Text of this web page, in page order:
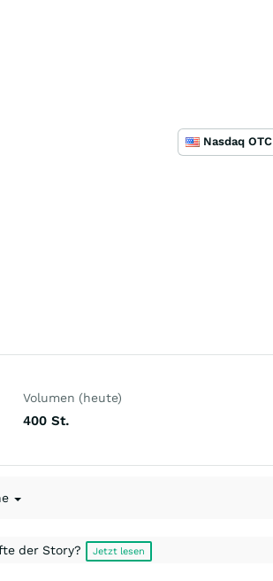
Nasdaq OTC
Volumen (heute)
400 St.
der Story? Jetzt lesen